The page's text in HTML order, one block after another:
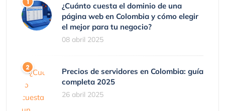
¿Cuánto cuesta el dominio de una
página web en Colombia y cómo elegir
el mejor para tu negocio?
08 abril 2025
Precios de servidores en Colombia: guía
completa 2025
26 abril 2025